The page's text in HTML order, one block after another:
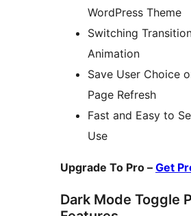
WordPress Theme
Switching
Animation
Save User Choice
Page Refresh
Fast and Easy to
Use
Upgrade To Pro – Get
Dark Mode Toggle